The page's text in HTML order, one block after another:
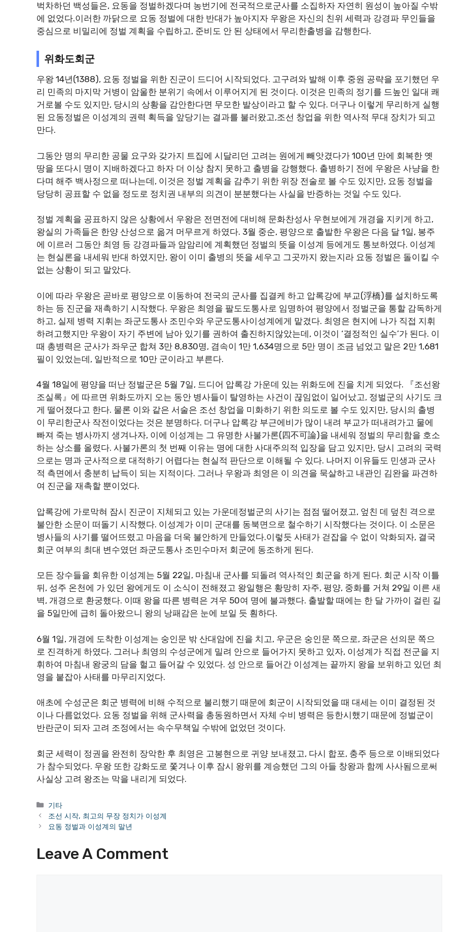
벅차하던 백성들은, 요동을 정벌하겠다며 농번기에 전국적으로군사를 소집하자 자연히 원성이 높아질 수밖
에 없었다.이러한 까닭으로 요동 정벌에 대한 반대가 높아지자 우왕은 자신의 친위 세력과 강경파 무인들을
중심으로 비밀리에 정벌 계획을 수립하고, 준비도 안 된 상태에서 무리한출병을 감행한다.
위화도회군
우왕 14년(1388), 요동 정벌을 위한 진군이 드디어 시작되었다. 고구려와 발해 이후 중원 공략을 포기했던 우
리 민족의 마지막 거병이 암울한 분위기 속에서 이루어지게 된 것이다. 이것은 민족의 정기를 드높인 일대 쾌
거로볼 수도 있지만, 당시의 상황을 감안한다면 무모한 발상이라고 할 수 있다. 더구나 이렇게 무리하게 실행
된 요동정벌은 이성계의 권력 획득을 앞당기는 결과를 불러왔고,조선 창업을 위한 역사적 무대 장치가 되고
만다.
그동안 명의 무리한 공물 요구와 갖가지 트집에 시달리던 고려는 원에게 빼앗겼다가 100년 만에 회복한 옛
땅을 또다시 명이 지배하겠다고 하자 더 이상 참지 못하고 출병을 강행했다. 출병하기 전에 우왕은 사냥을 한
다며 해주 백사정으로 떠나는데, 이것은 정벌 계획을 감추기 위한 위장 전술로 볼 수도 있지만, 요동 정벌을
당당히 공표할 수 없을 정도로 정치권 내부의 의견이 분분했다는 사실을 반증하는 것일 수도 있다.
정벌 계획을 공표하지 않은 상황에서 우왕은 전면전에 대비해 문화찬성사 우현보에게 개경을 지키게 하고,
왕실의 가족들은 한양 산성으로 옮겨 머무르게 하였다. 3월 중순, 평양으로 출발한 우왕은 다음 달 1일, 봉주
에 이르러 그동안 최영 등 강경파들과 암암리에 계획했던 정벌의 뜻을 이성계 등에게도 통보하였다. 이성계
는 현실론을 내세워 반대 하였지만, 왕이 이미 출병의 뜻을 세우고 그곳까지 왔는지라 요동 정벌은 돌이킬 수
없는 상황이 되고 말았다.
이에 따라 우왕은 곧바로 평양으로 이동하여 전국의 군사를 집결케 하고 압록강에 부교(浮橋)를 설치하도록
하는 등 진군을 재촉하기 시작했다. 우왕은 최영을 팔도도통사로 임명하여 평양에서 정벌군을 통할 감독하게
하고, 실제 병력 지휘는 좌군도통사 조민수와 우군도통사이성계에게 맡겼다. 최영은 현지에 나가 직접 지휘
하려고했지만 우왕이 자기 주변에 남아 있기를 권하여 출진하지않았는데, 이것이 ‘결정적인 실수’가 된다. 이
때 총병력은 군사가 좌우군 합쳐 3만 8,830명, 겸속이 1만 1,634명으로 5만 명이 조금 넘었고 말은 2만 1,681
필이 있었는데, 일반적으로 10만 군이라고 부른다.
4월 18일에 평양을 떠난 정벌군은 5월 7일, 드디어 압록강 가운데 있는 위화도에 진을 치게 되었다. 『조선왕
조실록』에 따르면 위화도까지 오는 동안 병사들이 탈영하는 사건이 끊임없이 일어났고, 정벌군의 사기도 크
게 떨어졌다고 한다. 물론 이와 같은 서술은 조선 창업을 미화하기 위한 의도로 볼 수도 있지만, 당시의 출병
이 무리한군사 작전이었다는 것은 분명하다. 더구나 압록강 부근에비가 많이 내려 부교가 떠내려가고 물에
빠져 죽는 병사까지 생겨나자, 이에 이성계는 그 유명한 사불가론(四不可論)을 내세워 정벌의 무리함을 호소
하는 상소를 올렸다. 사불가론의 첫 번째 이유는 명에 대한 사대주의적 입장을 담고 있지만, 당시 고려의 국력
으로는 명과 군사적으로 대적하기 어렵다는 현실적 판단으로 이해될 수 있다. 나머지 이유들도 민생과 군사
적 측면에서 충분히 납득이 되는 지적이다. 그러나 우왕과 최영은 이 의견을 묵살하고 내관인 김완을 파견하
여 진군을 재촉할 뿐이었다.
압록강에 가로막혀 잠시 진군이 지체되고 있는 가운데정벌군의 사기는 점점 떨어졌고, 엎친 데 덮친 격으로
불안한 소문이 떠돌기 시작했다. 이성계가 이미 군대를 동북면으로 철수하기 시작했다는 것이다. 이 소문은
병사들의 사기를 떨어뜨렸고 마음을 더욱 불안하게 만들었다.이렇듯 사태가 걷잡을 수 없이 악화되자, 결국
회군 여부의 최대 변수였던 좌군도통사 조민수마저 회군에 동조하게 된다.
모든 장수들을 회유한 이성계는 5월 22일, 마침내 군사를 되돌려 역사적인 회군을 하게 된다. 회군 시작 이틀
뒤, 성주 온천에 가 있던 왕에게도 이 소식이 전해졌고 왕일행은 황망히 자주, 평양, 중화를 거쳐 29일 이른 새
벽, 개경으로 환궁했다. 이때 왕을 따른 병력은 겨우 50여 명에 불과했다. 출발할 때에는 한 달 가까이 걸린 길
을 5일만에 급히 돌아왔으니 왕의 낭패감은 눈에 보일 듯 훤하다.
6월 1일, 개경에 도착한 이성계는 숭인문 밖 산대암에 진을 치고, 우군은 숭인문 쪽으로, 좌군은 선의문 쪽으
로 진격하게 하였다. 그러나 최영의 수성군에게 밀려 안으로 들어가지 못하고 있자, 이성계가 직접 전군을 지
휘하여 마침내 왕궁의 담을 헐고 들어갈 수 있었다. 성 안으로 들어간 이성계는 끝까지 왕을 보위하고 있던 최
영을 붙잡아 사태를 마무리지었다.
애초에 수성군은 회군 병력에 비해 수적으로 불리했기 때문에 회군이 시작되었을 때 대세는 이미 결정된 것
이나 다름없었다. 요동 정벌을 위해 군사력을 총동원하면서 자체 수비 병력은 등한시했기 때문에 정벌군이
반란군이 되자 고려 조정에서는 속수무책일 수밖에 없었던 것이다.
회군 세력이 정권을 완전히 장악한 후 최영은 고봉현으로 귀양 보내졌고, 다시 합포, 충주 등으로 이배되었다
가 참수되었다. 우왕 또한 강화도로 쫓겨나 이후 잠시 왕위를 계승했던 그의 아들 창왕과 함께 사사됨으로써
사실상 고려 왕조는 막을 내리게 되었다.
Categories
기타
조선 시작, 최고의 무장 정치가 이성계
요동 정벌과 이성계의 말년
Leave A Comment